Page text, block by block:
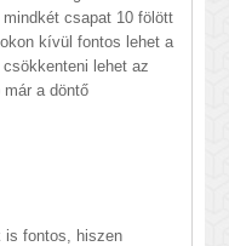
csapat 10 fölött
kívül fontos lehet a
lehet az
a döntő
is fontos, hiszen